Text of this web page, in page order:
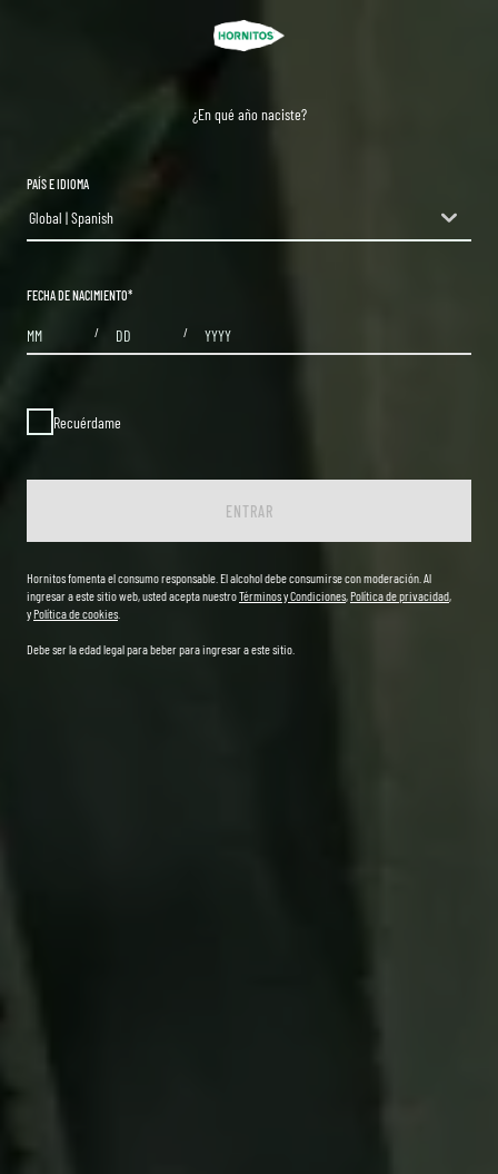
¿En qué año naciste?
PAÍS E IDIOMA
countryDropdown
Global | Spanish
FECHA DE NACIMIENTO*
/ /
Recuérdame
ENTRAR
Hornitos fomenta el consumo responsable. El alcohol debe consumirse con moderación. Al
ingresar a este sitio web, usted acepta nuestroTérminos y Condiciones,Política de privacidad,
yPolítica de cookies
Debe ser la edad legal para beber para ingresar a este sitio.